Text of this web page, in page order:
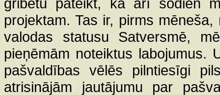
projektam. Tas ir, pirms
valodas statusu Satversmē,
pieņēmām noteiktus labojumus.
pašvaldības vēlēs pilntiesīgi
atrisinājām jautājumu par